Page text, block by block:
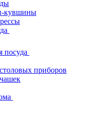
кувшины
посуда
приборов